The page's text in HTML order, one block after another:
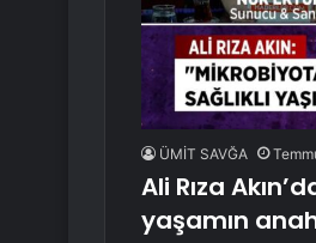
ÜMİT SAVĞA
Ali Rıza
yaşamın